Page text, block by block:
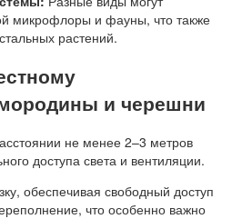
микрофлоры и фауны, что также
растений.
и черешни
не менее 2–3 метров
доступа света и вентиляции.
обеспечивая свободный доступ
что особенно важно